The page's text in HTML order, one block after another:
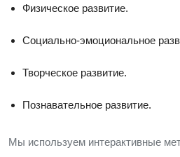
Физическое развитие.
Социально-эмоциональное
Творческое развитие.
Познавательное развитие.
Мы используем интерактивные